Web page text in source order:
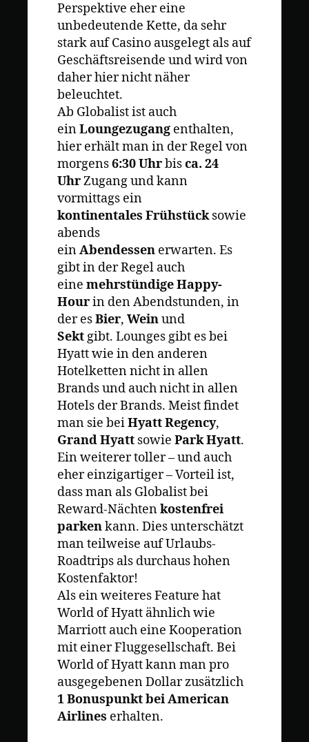
Perspektive eher eine
unbedeutende Kette, da sehr
stark auf Casino ausgelegt als auf
Geschäftsreisende und wird von
daher hier nicht näher
beleuchtet.
Ab Globalist ist auch
einLoungezugang enthalten,
hier erhält man in der Regel von
morgens6:30 Uhrbisca. 24
UhrZugang und kann
vormittags ein
kontinentales Frühstücksowie
abends
einAbendessenerwarten. Es
gibt in der Regel auch
eine mehrstündige Happy-
Hourin den Abendstunden, in
der esBier, Weinund
Sekt gibt. Lounges gibt es bei
Hyatt wie in den anderen
Hotelketten nicht in allen
Brands und auch nicht in allen
Hotels der Brands. Meist findet
man sie beiHyatt Regency,
Grand Hyattsowie Park Hyatt.
Ein weiterer toller – und auch
eher einzigartiger – Vorteil ist,
dass man als Globalist bei
Reward-Nächtenkostenfrei
parkenkann. Dies unterschätzt
man teilweise auf Urlaubs-
Roadtrips als durchaus hohen
Kostenfaktor!
Als ein weiteres Feature hat
World of Hyatt ähnlich wie
Marriott auch eine Kooperation
mit einer Fluggesellschaft. Bei
World of Hyatt kann man pro
ausgegebenen Dollar zusätzlich
1 Bonuspunkt bei American
Airlines erhalten.